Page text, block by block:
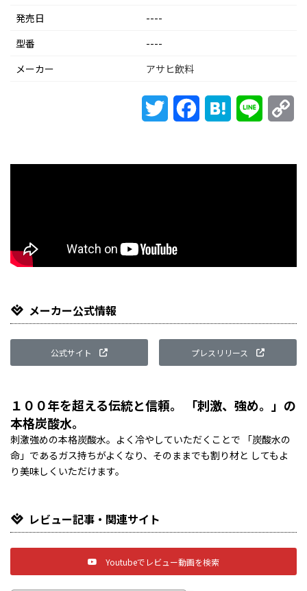
発売日
----
型番
----
メーカー
アサヒ飲料
Twitter FacebookHatena Line
メーカー公式情報
公式サイト プレスリリース
１００年を超える伝統と信頼。 「刺激、強め。」の
本格炭酸水。
刺激強めの本格炭酸水。よく冷やしていただくことで 「炭酸水の
命」であるガス持ちがよくなり、そのままでも割り材と してもよ
り美味しくいただけます。
レビュー記事・関連サイト
Youtubeでレビュー動画を検索